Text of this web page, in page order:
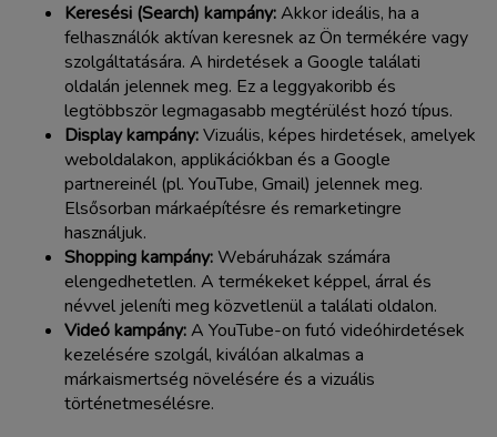
Keresési (Search) kampány:Akkor ideális, ha a
felhasználók aktívan keresnek az Ön termékére vagy
szolgáltatására. A hirdetések a Google találati
oldalán jelennek meg. Ez a leggyakoribb és
legtöbbször legmagasabb megtérülést hozó típus.
Display kampány:Vizuális, képes hirdetések, amelyek
weboldalakon, applikációkban és a Google
partnereinél (pl. YouTube, Gmail) jelennek meg.
Elsősorban márkaépítésre és remarketingre
használjuk.
Shopping kampány:Webáruházak számára
elengedhetetlen. A termékeket képpel, árral és
névvel jeleníti meg közvetlenül a találati oldalon.
Videó kampány:A YouTube-on futó videóhirdetések
kezelésére szolgál, kiválóan alkalmas a
márkaismertség növelésére és a vizuális
történetmesélésre.